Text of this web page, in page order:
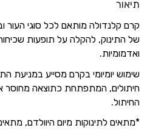
תיאור
קרם קלנדולה מותאם לכל סוגי העור
של התינוק, להקלה על תופעות
ואדמומיות.
שימוש יומיומי בקרם מסייע במניעת
חיתולים, המתפתחת כתוצאה מחוסר
החיתול.
*מתאים לתינוקות מיום היוולדם,